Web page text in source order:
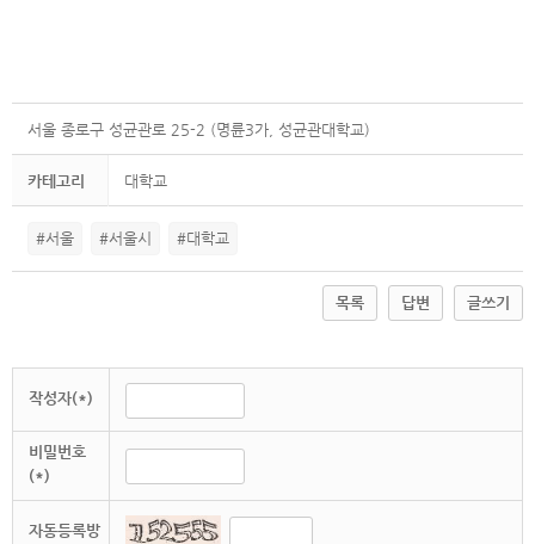
서울 종로구 성균관로 25-2 (명륜3가, 성균관대학교)
카테고리 대학교
#서울 #서울시 #대학교
목록 답변 글쓰기
작성자(*)
비밀번호
(*)
자동등록방